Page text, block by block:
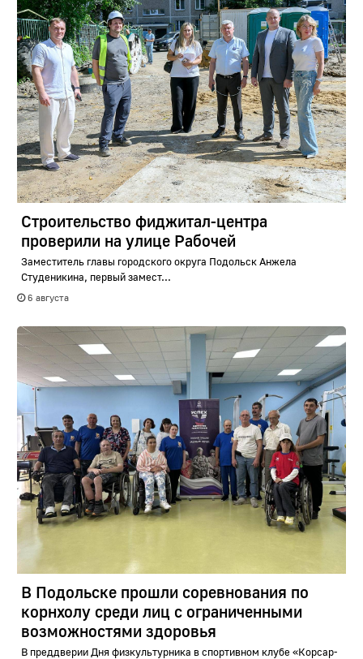
Строительство фиджитал-центра
проверили на улице Рабочей
Заместитель главы городского округа Подольск Анжела
Студеникина, первый замест...
6 августа
В Подольске прошли соревнования по
корнхолу среди лиц с ограниченными
возможностями здоровья
В преддверии Дня физкультурника в спортивном клубе «Корсар-